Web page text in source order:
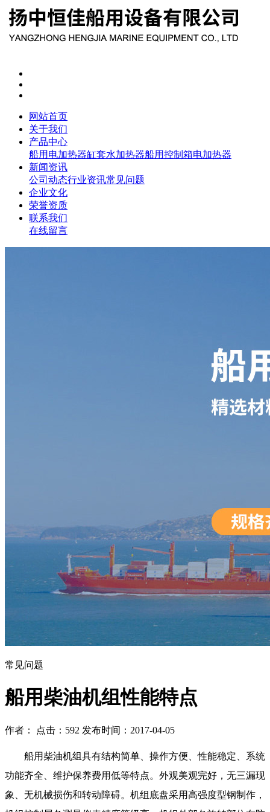
网站首页
关于我们
产品中心
船用电加热器缸套水加热器船用控制箱电加热器
新闻资讯
公司动态行业资讯常见问题
企业文化
荣誉资质
联系我们
在线留言
常见问题
船用柴油机组性能特点
作者： 点击：592 发布时间：2017-04-05
船用柴油机组具有结构简单、操作方便、性能稳定、系统
功能齐全、维护保养费用低等特点。外观美观完好，无三漏现
象、无机械损伤和转动障碍。机组底盘采用高强度型钢制作，